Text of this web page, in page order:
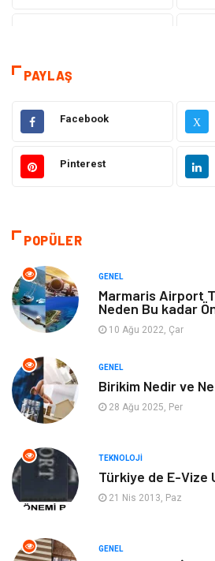
Eğitim
Makine
Gıda
Emlak
Bilgisayar & Yazılım
Mobilya Seo
Tatil
Webmaster Araçları
Görsel
PAYLAŞ
Facebook X
Pinterest
POPÜLER
GENEL
Marmaris Airport
Neden Bu kadar
10 Ağu 2022, Çar
GENEL
Birikim Nedir ve
28 Ağu 2025, Per
TEKNOLOJI
Türkiye de E-Vize
21 Nis 2013, Paz
GENEL